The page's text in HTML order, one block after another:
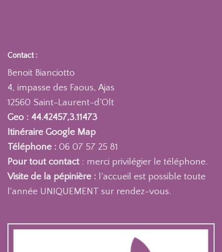
Contact :
Benoit Bianciotto
4, impasse des Faous, Ajas
12560 Saint-Laurent-d’Olt
Geo : 44.42457,3.11473
Itinéraire Google Map
Téléphone : 06 07 57 25 81
Pour tout contact : merci privilégier le téléphone.
Visite de la pépinière : l’accueil est possible toute
l'année UNIQUEMENT sur rendez-vous.